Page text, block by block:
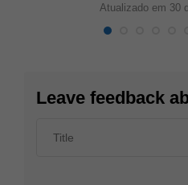
Atualizado em 30
Leave feedback